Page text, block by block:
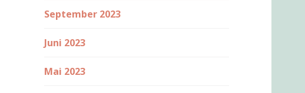
September 2023
Juni 2023
Mai 2023